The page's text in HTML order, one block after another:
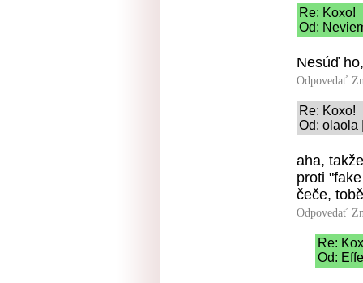
Re: Koxo!
Od:
Nesúď
Odpovedať
Re: Koxo!
Od: olaola
aha,
proti
čeče,
Odpovedať
Re:
Od: